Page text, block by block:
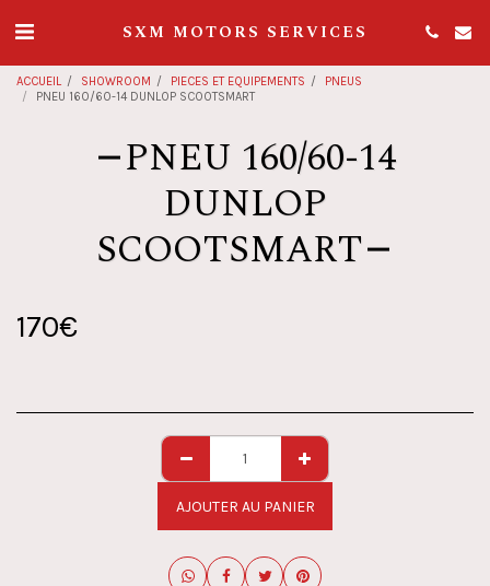
SXM MOTORS SERVICES
ACCUEIL SHOWROOM PIECES ET EQUIPEMENTS
PNEUS
PNEU 160/60-14 DUNLOP SCOOTSMART
PNEU 160/60-14
DUNLOP
SCOOTSMART
170€
AJOUTER AU PANIER